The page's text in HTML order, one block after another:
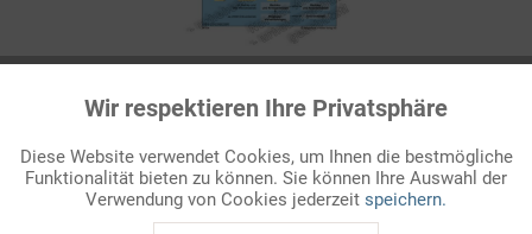
anknüpfend und deren Spaltung überwindend, ging dieFreie
Demokratische Partei (FDP)Ende 1948 aus dem
Zusammenschluss mehrerer Lande ...
Funktionale Aktiv
Marketing Inaktiv
Wir respektieren Ihre Privatsphäre
Diese Website verwendet Cookies, um Ihnen die bestmögliche
Funktionalität bieten zu können. Sie können Ihre Auswahl der
Verwendung von Cookies jederzeit speichern.